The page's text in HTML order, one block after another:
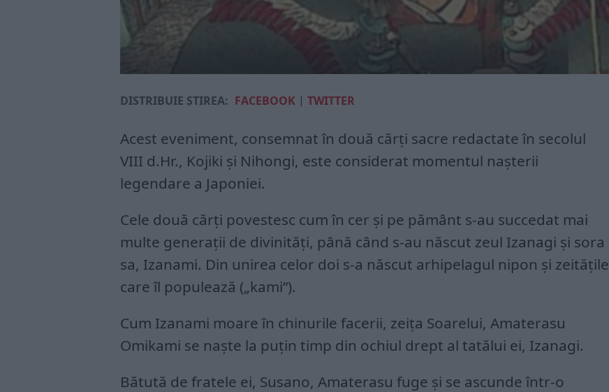
DISTRIBUIE ȘTIREA: FACEBOOK | TWITTER
Acest eveniment, consemnat în două cărți sacre redactate în secolul
VIII d.Hr., Kojiki și Nihongi, este considerat momentul nașterii
legendare a Japoniei.
Cele două cărți povestesc cum în cer și pe pământ s-au succedat mai
multe generații de divinități, până când s-au născut zeul Izanagi și sora
sa, Izanami. Din unirea celor doi s-a născut arhipelagul nipon și zeitățile
care îl populează („kami”).
Cum Izanami moare în chinurile facerii, zeița Soarelui, Amaterasu
Omikami se naște la puțin timp din ochiul drept al tatălui ei, Izanagi.
Bătută de fratele ei, Susano, Amaterasu fuge și se ascunde într-o